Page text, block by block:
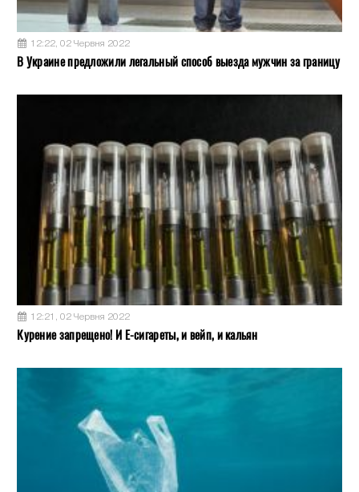
12:22, 02 Червня 2022
В Украине предложили легальный способ выезда мужчин за границу
12:21, 02 Червня 2022
Курение запрещено! И Е-сигареты, и вейп, и кальян